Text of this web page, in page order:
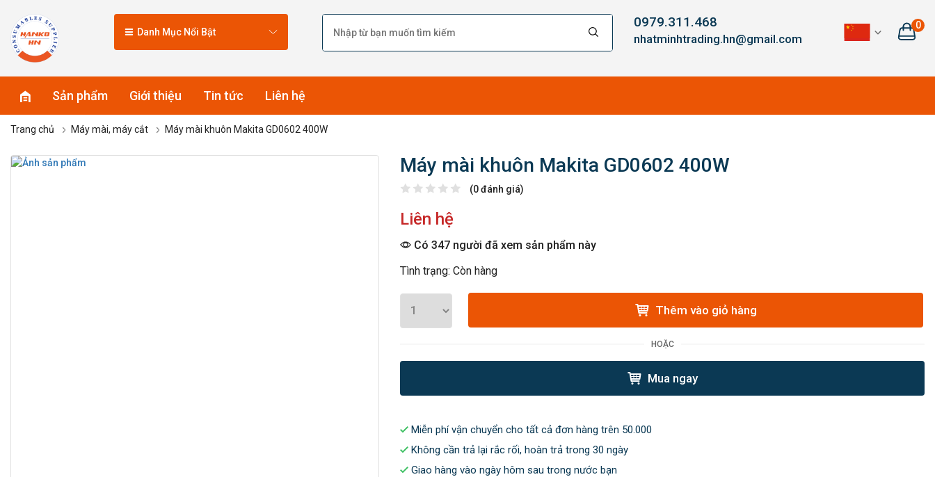
Danh Mục Nổi Bật
0979.311.468
nhatminhtrading.hn@gmail.com
0
Sản phẩm Giới thiệu Tin tức Liên hệ
Trang chủ Máy mài, máy cắt Máy mài khuôn Makita GD0602 400W
Máy mài khuôn Makita GD0602 400W
(0 đánh giá)
Liên hệ
Có 347 người đã xem sản phẩm này
Tình trạng: Còn hàng
Thêm vào giỏ hàng
HOẶC
Mua ngay
Miễn phí vận chuyển cho tất cả đơn hàng trên 50.000
Không cần trả lại rắc rối, hoàn trả trong 30 ngày
Giao hàng vào ngày hôm sau trong nước bạn